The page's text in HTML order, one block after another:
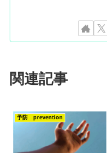
関連記事
予防 prevention